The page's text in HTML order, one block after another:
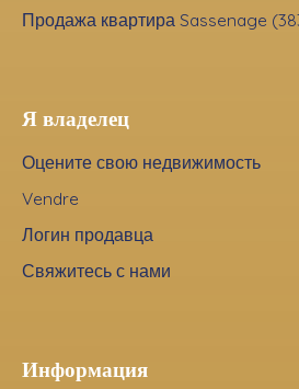
Продажа квартира Sassenage
Я владелец
Оцените свою недвижимость
Vendre
Логин продавца
Свяжитесь с нами
Информация